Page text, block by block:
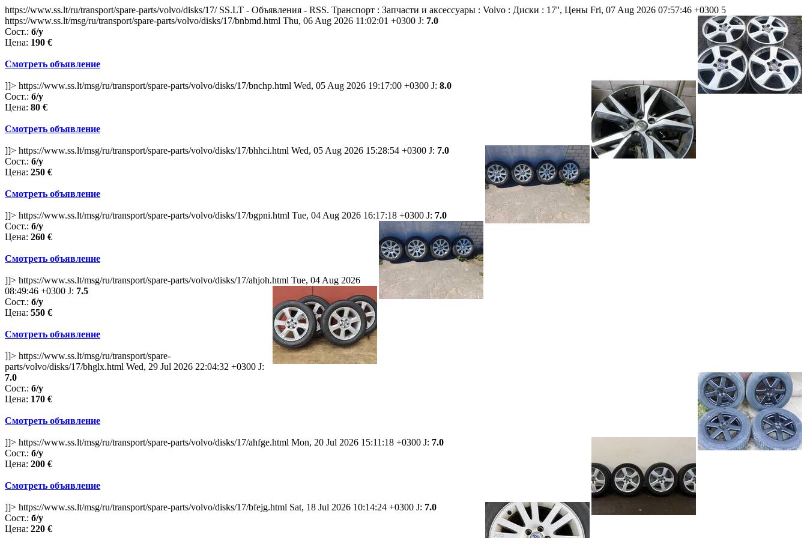
https://www.ss.lt/ru/transport/spare-parts/volvo/disks/17/ SS.LT - Объявления - RSS. Транспорт : Запчасти и аксессуары : Volvo : Диски : 17'', Цены Fri, 07 Aug 2026 07:57:46 +0300 5
https://www.ss.lt/msg/ru/transport/spare-parts/volvo/disks/17/bnbmd.html Thu, 06 Aug 2026 11:02:01 +0300 J: 7.0
Сост.: б/у
Цена: 190 €
Смотреть объявление
]]> https://www.ss.lt/msg/ru/transport/spare-parts/volvo/disks/17/bnchp.html Wed, 05 Aug 2026 19:17:00 +0300 J: 8.0
Сост.: б/у
Цена: 80 €
Смотреть объявление
]]> https://www.ss.lt/msg/ru/transport/spare-parts/volvo/disks/17/bhhci.html Wed, 05 Aug 2026 15:28:54 +0300 J: 7.0
Сост.: б/у
Цена: 250 €
Смотреть объявление
]]> https://www.ss.lt/msg/ru/transport/spare-parts/volvo/disks/17/bgpni.html Tue, 04 Aug 2026 16:17:18 +0300 J: 7.0
Сост.: б/у
Цена: 260 €
Смотреть объявление
]]> https://www.ss.lt/msg/ru/transport/spare-parts/volvo/disks/17/ahjoh.html Tue, 04 Aug 2026
08:49:46 +0300 J: 7.5
Сост.: б/у
Цена: 550 €
Смотреть объявление
]]> https://www.ss.lt/msg/ru/transport/spare-
parts/volvo/disks/17/bhglx.html Wed, 29 Jul 2026 22:04:32 +0300 J:
7.0
Сост.: б/у
Цена: 170 €
Смотреть объявление
]]> https://www.ss.lt/msg/ru/transport/spare-parts/volvo/disks/17/ahfge.html Mon, 20 Jul 2026 15:11:18 +0300 J: 7.0
Сост.: б/у
Цена: 200 €
Смотреть объявление
]]> https://www.ss.lt/msg/ru/transport/spare-parts/volvo/disks/17/bfejg.html Sat, 18 Jul 2026 10:14:24 +0300 J: 7.0
Сост.: б/у
Цена: 220 €